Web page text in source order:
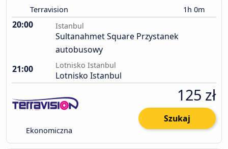
Terravision 1h 0m
20:00 Istanbul
Sultanahmet Square Przystanek
autobusowy
21:00
Lotnisko Istanbul
Lotnisko Istanbul
Ekonomiczna
125 zł
Szukaj